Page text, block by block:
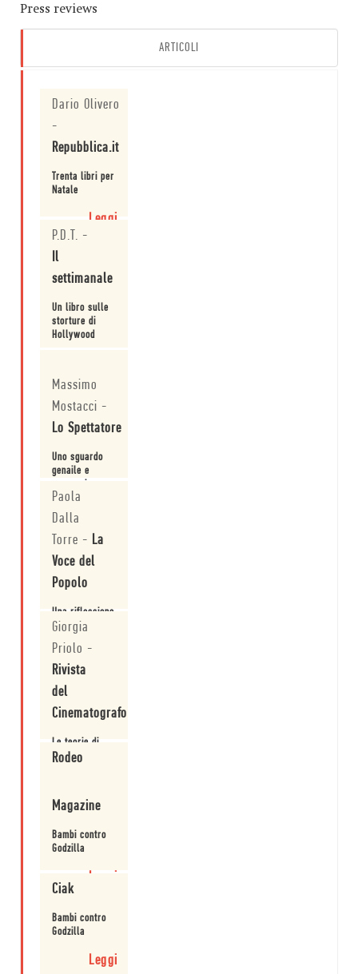
Press reviews
ARTICOLI
Dario Olivero
-
Repubblica.it
Trenta libri per
Natale
Leggi
P.D.T. -
Il
settimanale
Un libro sulle
storture di
Hollywood
Massimo
Mostacci -
Lo Spettatore
Uno sguardo
genaile e
dietro le
quinte di
Hollywood
Paola
Dalla
Torre - La
Voce del
Popolo
Una riflessione
su cosa
campare con il
cinema
Giorgia
Priolo -
Rivista
del
Cinematografo
Le teorie di
Mamet
Rodeo
Magazine
Bambi contro
Godzilla
Leggi
Ciak
Bambi contro
Godzilla
Leggi